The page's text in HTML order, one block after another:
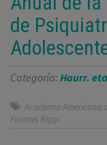
de
Categoría: Haurr.
Academia Americana
Fuentes Biggi